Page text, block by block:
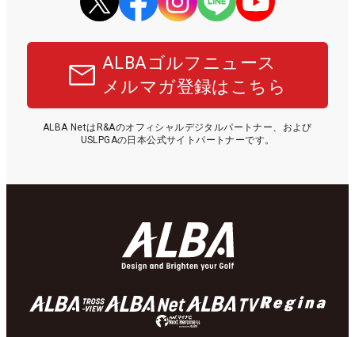
ALBAゴルフニュース
メルマガ登録はこちら
ALBA NetはR&Aのオフィシャルデジタルパートナー、および
USLPGAの日本公式サイトパートナーです。